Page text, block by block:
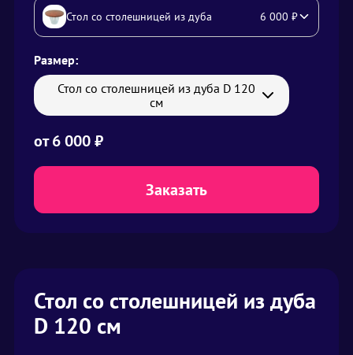
Стол со столешницей из дуба 6 000 ₽
Размер:
Стол со столешницей из дуба D 120
см
от6 000₽
Заказать
Стол со столешницей из дуба
D 120 см